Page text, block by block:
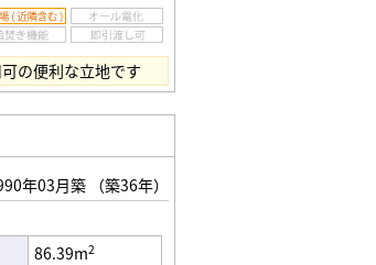
の便利な立地です
年03月築
（築36年）
86.39m2